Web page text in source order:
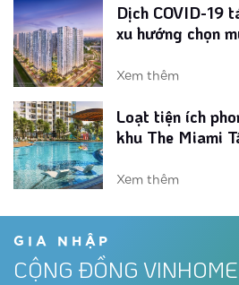
Dịch COVID-19
xu hướng chọn
Xem thêm
Loạt tiện ích
khu The Miami
Xem thêm
Vinhomes ra mắt
GIA NHẬP
CỘNG ĐỒNG